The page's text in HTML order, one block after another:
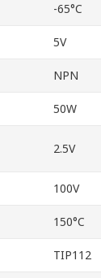
-65°C
5V
NPN
50W
2.5V
100V
150°C
TIP112